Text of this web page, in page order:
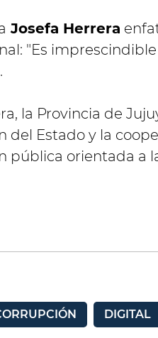
Josefa Herrera
"Es
la Provincia de
del Estado y la
pública orientada a
DIGITAL